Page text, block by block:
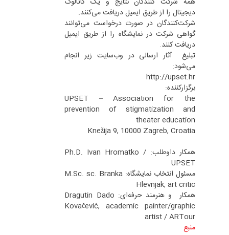
دیجیتال را از طریق ایمیل دریافت می‌کنند.
شرکت‌کنندگان در صورت درخواست می‌توانند
گواهی شرکت در نمایشگاه را از طریق ایمیل
دریافت کنند.
تبلیغ آثار ارسالی در وب‌سایت زیر انجام
می‌شود:
http://upset.hr
برگزارکننده:
UPSET – Association for the
prevention of stigmatization and
theater education
Knežija 9, 10000 Zagreb, Croatia
همکار داوطلب: Ph.D. Ivan Hromatko /
UPSET
مسئول انتخاب نمایشگاه: M.Sc. sc. Branka
Hlevnjak, art critic
همکار و هنرمند حرفه‌ای: Dragutin Dado
Kovačević, academic painter/graphic
artist / ARTour
منبع